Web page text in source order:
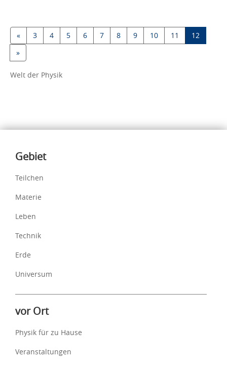
« 3 4 5 6 7 8 9 10 11
12
»
Welt der Physik
Inhalte
Gebiet
Teilchen
Materie
Leben
Technik
Erde
Universum
vor Ort
Physik für zu Hause
Veranstaltungen